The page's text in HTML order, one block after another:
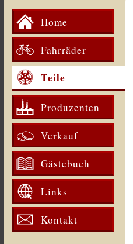
Home
Fahrräder
Teile
Produzenten
Verkauf
Gästebuch
Links
Kontakt